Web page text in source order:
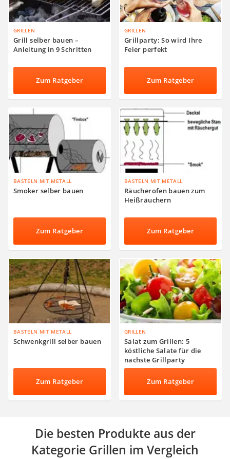
GRILLEN
Grill selber bauen –
Anleitung in 9 Schritten
Zum Ratgeber
GRILLEN
Grillparty: So wird Ihre
Feier perfekt
Zum Ratgeber
BASTELN MIT METALL
Smoker selber bauen
Zum Ratgeber
BASTELN MIT METALL
Räucherofen bauen zum
Heißräuchern
Zum Ratgeber
BASTELN MIT METALL
Schwenkgrill selber bauen
Zum Ratgeber
GRILLEN
Salat zum Grillen: 5
köstliche Salate für die
nächste Grillparty
Zum Ratgeber
Die besten Produkte aus der
Kategorie Grillen im Vergleich